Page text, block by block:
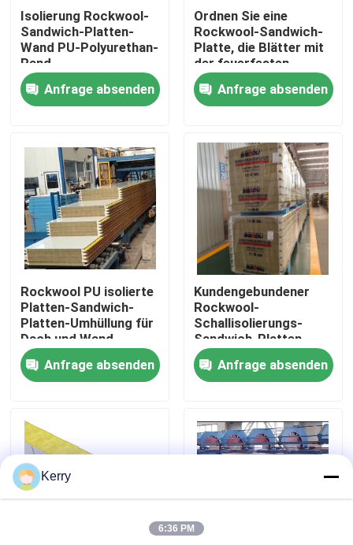
Haus
Über uns
Fabrik-Ausflug
Qualitätskontrolle
Treten Sie mit uns in Verbindung
Fordern Sie ein Zitat
Stahlkonstruktionsgebäude
Stahlkonstruktionslager
Stahlkonstruktionswerkstatt
Isolierung Rockwool-
Sandwich-Platten-
Wand PU-Polyurethan-
Rand
Anfrage absenden
Ordnen Sie eine
Rockwool-Sandwich-
Platte, die Blätter mit
der feuerfesten
Polyurethan-Dichtung
überdacht
Anfrage absenden
Rockwool PU isolierte
Platten-Sandwich-
Platten-Umhüllung für
Dach und Wand
Anfrage absenden
Kundengebundener
Rockwool-
Schallisolierungs-
Sandwich-Platten-
Wand-Stahl
schalldicht
Anfrage absenden
Kerry
6:36 PM